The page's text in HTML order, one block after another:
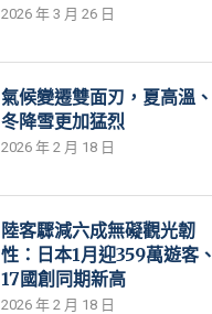
2026 年 3 月 26 日
氣候變遷雙面刃，夏高溫、
冬降雪更加猛烈
2026 年 2 月 18 日
陸客驟減六成無礙觀光韌
性：日本1月迎359萬遊客、
17國創同期新高
2026 年 2 月 18 日